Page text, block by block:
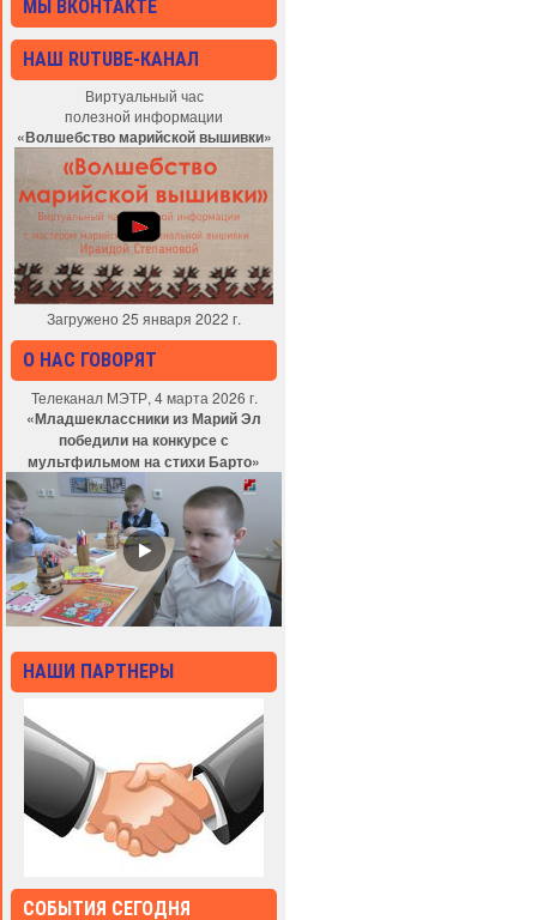
МЫ ВКОНТАКТЕ
НАШ RUTUBE-КАНАЛ
Виртуальный час
полезной информации
«Волшебство марийской вышивки»
Загружено 25 января 2022 г.
О НАС ГОВОРЯТ
Телеканал МЭТР, 4 марта 2026 г.
«Младшеклассники из Марий Эл
победили на конкурсе с
мультфильмом на стихи Барто»
НАШИ ПАРТНЕРЫ
СОБЫТИЯ СЕГОДНЯ